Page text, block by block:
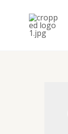
springen